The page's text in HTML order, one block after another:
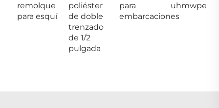
remolque
para esquí
poliéster
de doble
trenzado
de 1/2
pulgada
para
embarcaciones
uhmwpe